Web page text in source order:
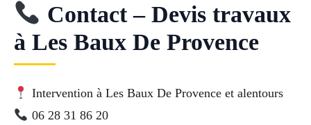
Contact – Devis travaux
à Les Baux De Provence
Intervention à Les Baux De Provence et alentours
06 28 31 86 20